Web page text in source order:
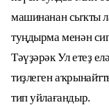
машинанан сыҡты
туңдырма менән
Тәүҙәрәк Ул етеҙ
тиҙлеген
тип уйлағандыр.